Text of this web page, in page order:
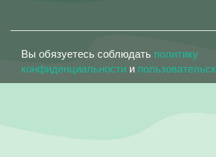
Вы обязуетесь соблюдать политику
конфиденциальности и